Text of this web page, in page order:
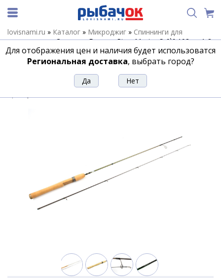
lovisnami.ru » Каталог » Микроджиг » Спиннинги для
микроджига»Спиннинг Forsage River Master S-6`6 198cm 1-8
g
Спиннинг Forsage River Master S-6`6
Для отображения цен и наличия будет использоватся
Региональная доставка, выбрать город?